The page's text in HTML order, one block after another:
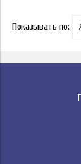
Показывать по: